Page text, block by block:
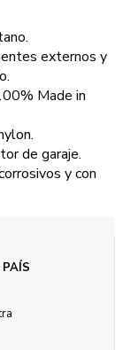
externos y
Made in
de garaje.
y con